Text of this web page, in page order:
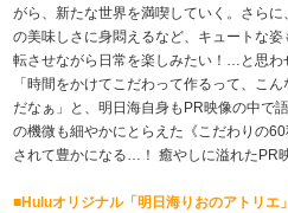
がら、新たな世界を満喫していく。さら
の美味しさに身悶えるなど、キュートな
転させながら日常を楽しみたい！…と思わ
「時間をかけてこだわって作るって、こ
だなぁ」と、明日海自身もPR映像の中で
の機微も細やかにとらえた《こだわりの
されて豊かになる…！ 癒やしに溢れたPR
■Huluオリジナル「明日海りおのアトリエ